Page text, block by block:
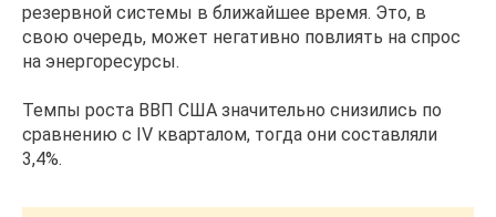
резервной системы в ближайшее время. Это, в
свою очередь, может негативно повлиять на спрос
на энергоресурсы.
Темпы роста ВВП США значительно снизились по
сравнению с IV кварталом, тогда они составляли
3,4%.